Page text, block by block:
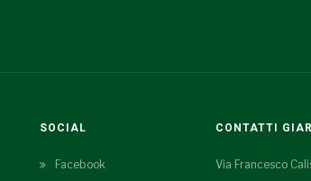
SOCIAL
Facebook
CONTATTI
Via Francesco